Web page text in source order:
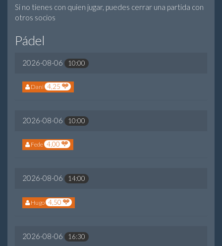
Si no tienes con quien jugar, puedes cerrar una partida con
otros socios
Pádel
2026-08-06 10:00
Dani 4,25
2026-08-06 10:00
Fede 4,00
2026-08-06 14:00
Hugo 4,50
2026-08-06 16:30